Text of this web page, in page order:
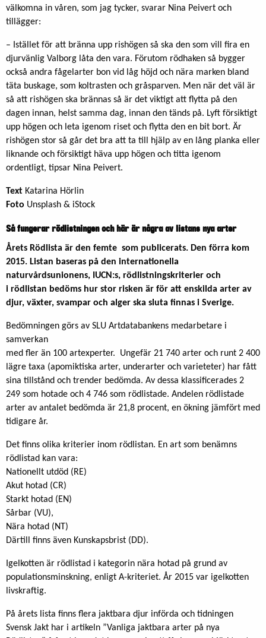
välkomna in våren, som jag tycker, svarar Nina Peivert och
tillägger:
– Istället för att bränna upp rishögen så ska den som vill fira en
djurvänlig Valborg låta den vara. Förutom rödhaken så bygger
också andra fågelarter bon vid låg höjd och nära marken bland
täta buskage, som koltrasten och gråsparven. Men när det väl är
så att rishögen ska brännas så är det viktigt att flytta på den
dagen innan, helst samma dag, innan den tänds på. Lyft försiktigt
upp högen och leta igenom riset och flytta den en bit bort. Är
rishögen stor så går det bra att ta till hjälp av en lång planka eller
liknande och försiktigt häva upp högen och titta igenom
ordentligt, tipsar Nina Peivert.
Text Katarina Hörlin
Foto Unsplash & iStock
Så fungerar rödlistningen och här är några av listans nya arter
Årets Rödlista är den femte som publicerats. Den förra kom
2015. Listan baseras på den internationella
naturvårdsunionens, IUCN:s, rödlistningskriterier och
i rödlistan bedöms hur stor risken är för att enskilda arter av
djur, växter, svampar och alger ska sluta finnas i Sverige.
Bedömningen görs av SLU Artdatabankens medarbetare i
samverkan
med fler än 100 artexperter. Ungefär 21 740 arter och runt 2 400
lägre taxa (apomiktiska arter, underarter och varieteter) har fått
sina tillstånd och trender bedömda. Av dessa klassificerades 2
249 som hotade och 4 746 som rödlistade. Andelen rödlistade
arter av antalet bedömda är 21,8 procent, en ökning jämfört med
tidigare år.
Det finns olika kriterier inom rödlistan. En art som benämns
rödlistad kan vara:
Nationellt utdöd (RE)
Akut hotad (CR)
Starkt hotad (EN)
Sårbar (VU),
Nära hotad (NT)
Därtill finns även Kunskapsbrist (DD).
Igelkotten är rödlistad i kategorin nära hotad på grund av
populationsminskning, enligt A-kriteriet. År 2015 var igelkotten
livskraftig.
På årets lista finns flera jaktbara djur införda och tidningen
Svensk Jakt har i artikeln ”Vanliga jaktbara arter på nya